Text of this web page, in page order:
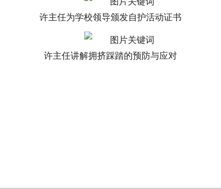
许主任为学校领导颁发自护活动证书
许主任讲解拥挤踩踏的预防与应对